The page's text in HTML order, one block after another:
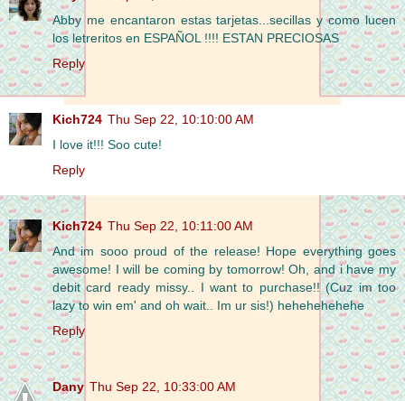
Abby me encantaron estas tarjetas...secillas y como lucen
los letreritos en ESPAÑOL !!!! ESTAN PRECIOSAS
Reply
Kich724 Thu Sep 22, 10:10:00 AM
I love it!!! Soo cute!
Reply
Kich724 Thu Sep 22, 10:11:00 AM
And im sooo proud of the release! Hope everything goes
awesome! I will be coming by tomorrow! Oh, and i have my
debit card ready missy.. I want to purchase!! (Cuz im too
lazy to win em' and oh wait.. Im ur sis!) hehehehehehe
Reply
Dany Thu Sep 22, 10:33:00 AM